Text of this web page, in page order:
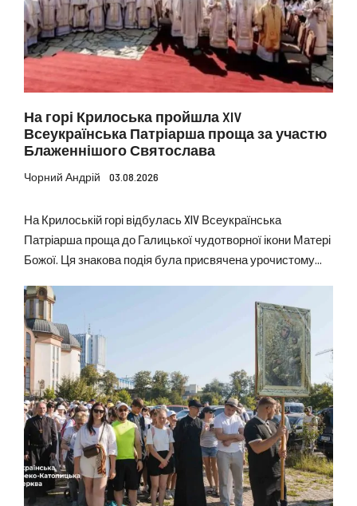
На горі Крилоська пройшла XIV
Всеукраїнська Патріарша проща за участю
Блаженнішого Святослава
Чорний Андрій 03.08.2026
На Крилоській горі відбулась XIV Всеукраїнська
Патріарша проща до Галицької чудотворної ікони Матері
Божої. Ця знакова подія була присвячена урочистому...